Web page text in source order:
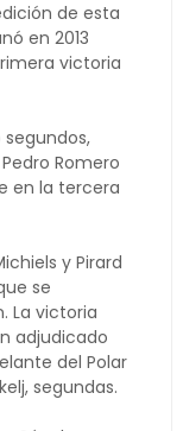
de esta
en 2013
victoria
segundos,
Romero
en la tercera
y Pirard
se
La victoria
adjudicado
del Polar
segundas.